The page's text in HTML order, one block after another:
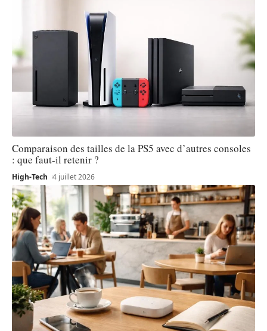
Comparaison des tailles de la PS5 avec d’autres consoles
: que faut-il retenir ?
High-Tech 4 juillet 2026